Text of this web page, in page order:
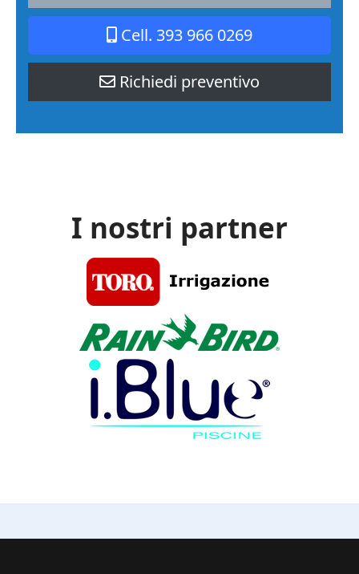
Cell. 393 966 0269
Richiedi preventivo
I nostri partner